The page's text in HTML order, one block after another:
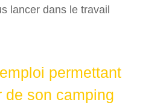
lancer dans le travail
permettant
de son camping